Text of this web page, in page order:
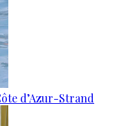
d’Azur-Strand